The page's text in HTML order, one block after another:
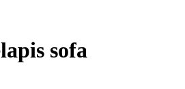
sofa